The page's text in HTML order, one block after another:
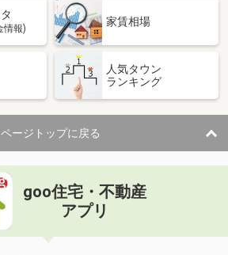
情報)
家賃相場
人気タウン
ランキング
ページトップに戻る
goo住宅・不動産
アプリ